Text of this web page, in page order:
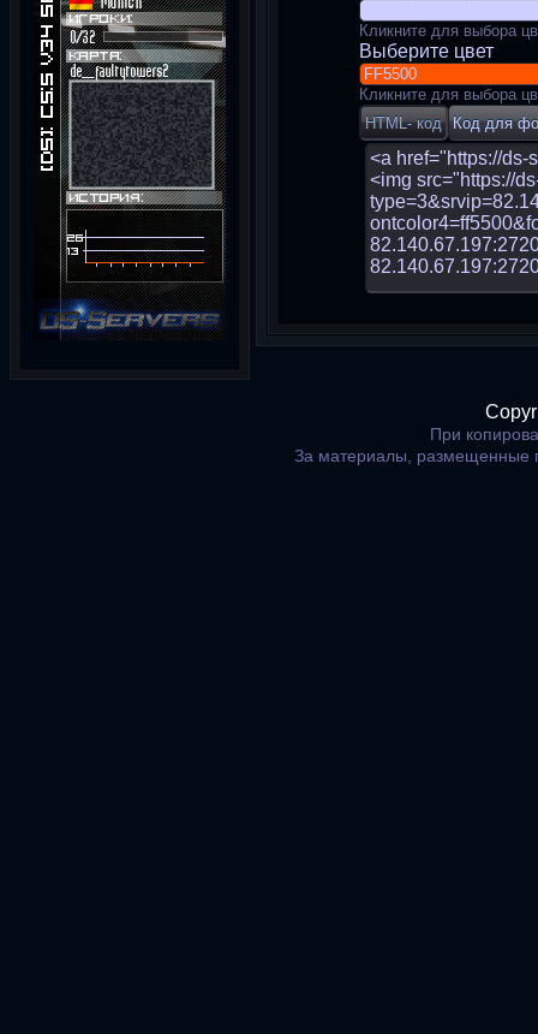
Кликните для выбора
Выберите цвет
Кликните для выбора
При
За материалы, размещенные